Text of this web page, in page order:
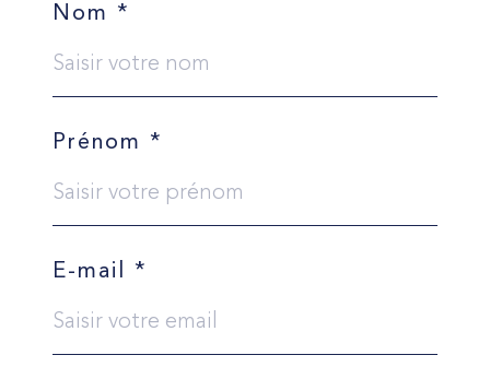
Nom *
Prénom *
E-mail *